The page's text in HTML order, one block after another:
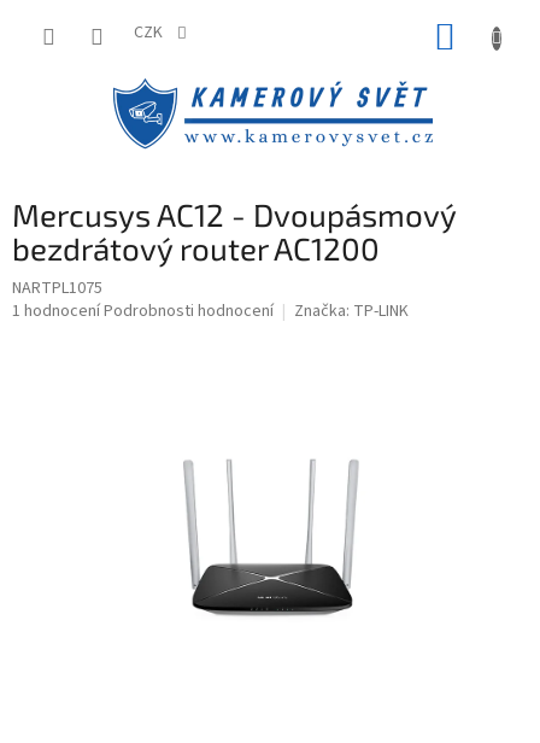
CZK
Mercusys AC12 - Dvoupásmový
bezdrátový router AC1200
NARTPL1075
Průměrné
1 hodnoceníPodrobnosti hodnocení Značka: TP-LINK